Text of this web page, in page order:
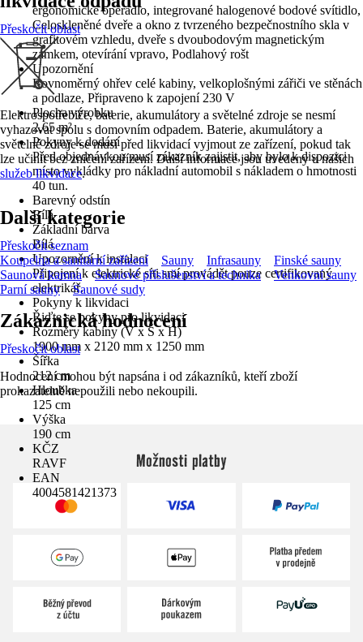
ergonomické opěradlo, integrované halogenové bodové svítidlo,
Celoskleněné dveře a okno z tvrzeného bezpečnostního skla v
grafitovém vzhledu, dveře s dvoubodovým magnetickým
zámkem, otevírání vpravo, Podlahový rošt
Upozornění
Rovnoměrný ohřev celé kabiny, velkoplošnými zářiči ve stěnách
a podlaze, Připraveno k zapojení 230 V
Plocha výrobku
2,65 m²
Pokyny k dodání
Před objednávkou musí zákazník zajistit, aby bylo k dispozici
místo vykládky pro nákladní automobil s nákladem o hmotnosti
40 tun.
Barevný odstín
Bílá
Základní barva
Bílá
Upozornění k instalaci
Připojení k elektrické síti smí provádět pouze certifikovaný
elektrikář.
Pokyny k likvidaci
Řiďte se pokyny pro likvidaci
Rozměry kabiny (V x Š x H)
1900 mm x 2120 mm x 1250 mm
Šířka
212 cm
Hloubka
125 cm
Výška
190 cm
KČZ
RAVF
EAN
4004581421373
Přeskočit oblast
Elektrospotřebiče, baterie, akumulátory a světelné zdroje se nesmí
vyhazovat spolu s domovním odpadem. Baterie, akumulátory a
světelné zdroje se musí před likvidací vyjmout ze zařízení, pokud tak
lze učinit bez zničení zařízení. Další informace jsou uvedeny u našich
služeb likvidace.
Další kategorie
Přeskočit seznam
Koupelna a sanitární zařízení
Sauny Infrasauny
Finské sauny
Saunová kamna
Saunové příslušenství a technika
Venkovní sauny
Parní sauny
Saunové sudy
Zákaznická hodnocení
Přeskočit oblast
Hodnocení mohou být napsána i od zákazníků, kteří zboží
prokazatelně nepoužili nebo nekoupili.
Možnosti platby